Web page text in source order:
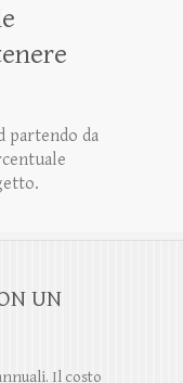
partendo da
UN
Il costo